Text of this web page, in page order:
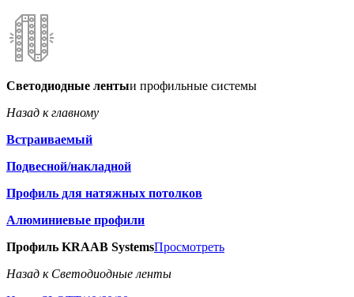
Светодиодные лентыи профильные системы
Назад к главному
Встраиваемый
Подвесной/накладной
Профиль для натяжных потолков
Алюминиевые профили
Профиль KRAAB SystemsПросмотреть
Назад к Светодиодные ленты